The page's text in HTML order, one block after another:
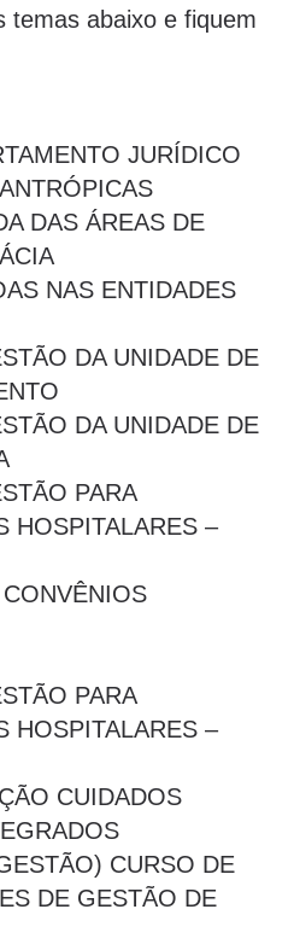
temas abaixo e fiquem
JURÍDICO
DAS ÁREAS DE
NAS ENTIDADES
DA UNIDADE DE
DA UNIDADE DE
PARA
HOSPITALARES –
PARA
HOSPITALARES –
CUIDADOS
CURSO DE
DE GESTÃO DE